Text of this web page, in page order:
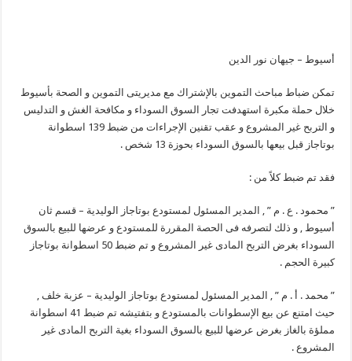
أسيوط – جيهان نور الدين
تمكن ضباط مباحث التموين بالإشتراك مع مديريتى التموين و الصحة بأسيوط
خلال حملة مكبرة استهدفت تجار السوق السوداء و مكافحة الغش و التدليس
و التربح غير المشروع و عقب تقنين الإجراءات من ضبط 139 اسطوانة
بوتاجاز قبل بيعها بالسوق السوداء بحوزة 13 شخص .
فقد تم ضبط كلاً من :
” محمود . ع . م ” , المدير المسئول لمستودع بوتاجاز الوليدية – قسم ثان
أسيوط , و ذلك لتصرفه فى الحصة المقررة للمستودع و عرضها للبيع بالسوق
السوداء بغرض التربح المادى غير المشروع و تم ضبط 50 اسطوانة بوتاجاز
كبيرة الحجم .
” محمد . أ . م ” , المدير المسئول لمستودع بوتاجاز الوليدية – عزبة خلف ,
حيث امتنع عن بيع الإسطوانات بالمستودع و بتفتيشه تم ضبط 41 اسطوانة
مملؤة بالغاز بغرض عرضها للبيع بالسوق السوداء بغية التربح المادى غير
المشروع .